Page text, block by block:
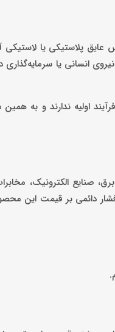
پلاستیکی یا
انسانی یا
اولیه ندارند و به همین
صنایع الکترونیک،
دائمی بر قیمت این